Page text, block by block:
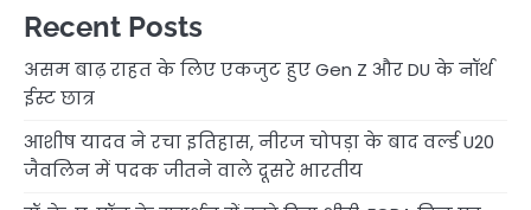
Recent Posts
असम बाढ़ राहत के लिए एकजुट हुए Gen Z और DU के नॉर्थ
ईस्ट छात्र
आशीष यादव ने रचा इतिहास, नीरज चोपड़ा के बाद वर्ल्ड U20
जैवलिन में पदक जीतने वाले दूसरे भारतीय